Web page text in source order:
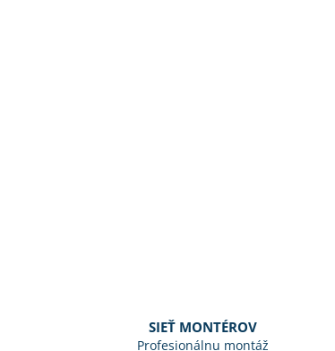
SIEŤ MONTÉROV
Profesionálnu montáž